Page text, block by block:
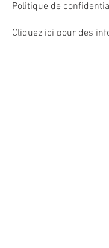
Politique de
Cliquez ici pour des